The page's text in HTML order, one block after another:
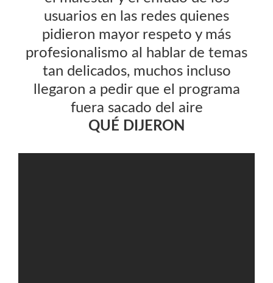
usuarios en las redes quienes
pidieron mayor respeto y más
profesionalismo al hablar de temas
tan delicados, muchos incluso
llegaron a pedir que el programa
fuera sacado del aire
QUÉ DIJERON